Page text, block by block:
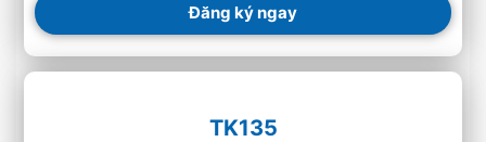
Đăng ký ngay
TK135